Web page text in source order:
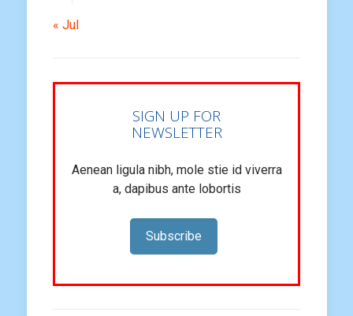
« Jul
SIGN UP FOR
NEWSLETTER
Aenean ligula nibh, mole stie id viverra
a, dapibus ante lobortis
Subscribe